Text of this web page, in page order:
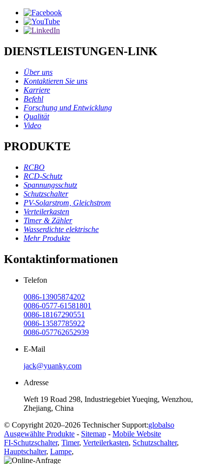
DIENSTLEISTUNGEN-LINK
Über uns
Kontaktieren Sie uns
Karriere
Befehl
Forschung und Entwicklung
Qualität
Video
PRODUKTE
RCBO
RCD-Schutz
Spannungsschutz
Schutzschalter
PV-Solarstrom, Gleichstrom
Verteilerkasten
Timer & Zähler
Wasserdichte elektrische
Mehr Produkte
Kontaktinformationen
Telefon
0086-13905874202
0086-0577-61581801
0086-18167290551
0086-13587785922
0086-057762652939
E-Mail
jack@yuanky.com
Adresse
Weft 19 Road 298, Industriegebiet Yueqing, Wenzhou,
Zhejiang, China
© Copyright 2020–2026 Technischer Support:globalso
Ausgewählte Produkte - Sitemap - Mobile Website
FI-Schutzschalter, Timer, Verteilerkasten, Schutzschalter,
Hauptschalter, Lampe,